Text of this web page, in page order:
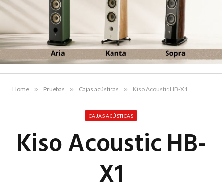
Home » Pruebas » Cajas acústicas » Kiso Acoustic HB-X1
CAJAS ACÚSTICAS
Kiso Acoustic HB-
X1